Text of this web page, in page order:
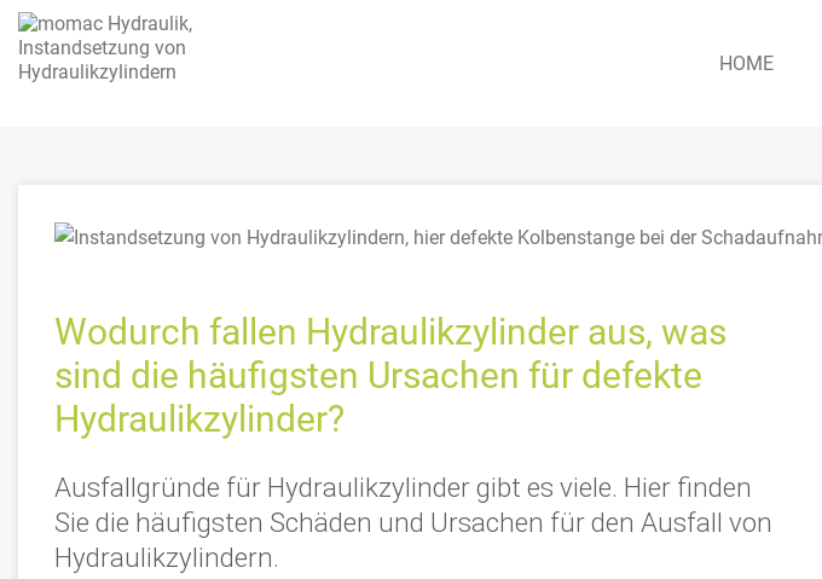
HOME
Wodurch fallen Hydraulikzylinder aus, was
sind die häufigsten Ursachen für defekte
Hydraulikzylinder?
Ausfallgründe für Hydraulikzylinder gibt es viele. Hier finden
Sie die häufigsten Schäden und Ursachen für den Ausfall von
Hydraulikzylindern.